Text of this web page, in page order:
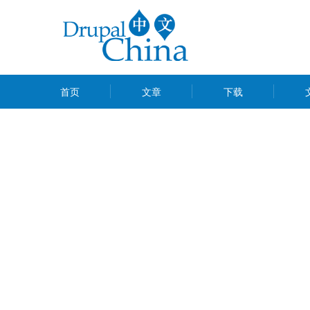
内
MENU
首页 文章 下载